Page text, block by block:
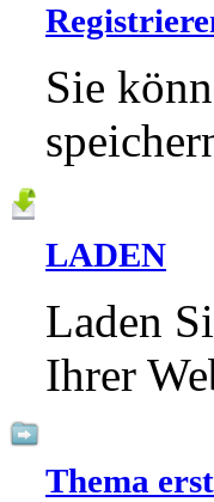
Sie
LADEN
Laden
Ihrer
Thema